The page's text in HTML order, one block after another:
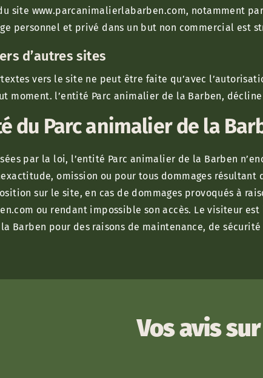
site www.parcanimalierlabarben.com, notamment
personnel et privé dans un but non commercial est
d’autres sites
vers le site ne peut être faite qu’avec
moment. l’entité Parc animalier de la Barben,
du Parc animalier de la
par la loi, l’entité Parc animalier de la Barben
omission ou pour tous dommages résultant
sur le site, en cas de dommages provoqués à
ou rendant impossible son accès. Le visiteur
Barben pour des raisons de maintenance, de
Vos avis